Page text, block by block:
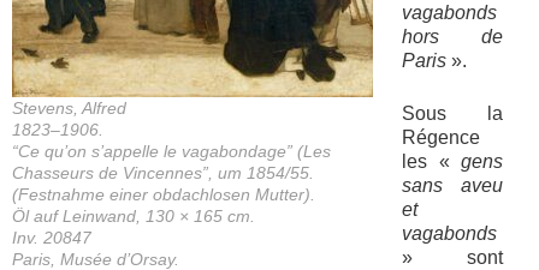
Stevens, Alfred
1823–1906.
“Ce qu’on s’appelle le vagabondage” (Les
Chasseurs de Vincennes”, um 1854/55.
(Festnahme einer obdachlosen Mutter).
Öl auf Leinwand, 130 × 165 cm.
Inv. 20847
Paris, Musée d’Orsay.
vagabonds
hors de
Paris ».
Sous la
Régence
les « gens
sans aveu
et
vagabonds
» sont